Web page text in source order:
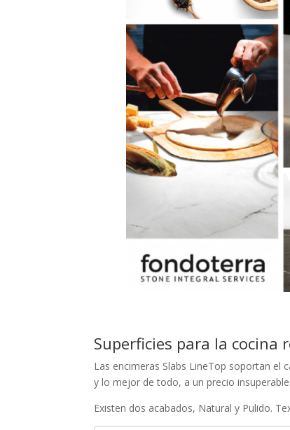
Superficies para la cocina
Las encimeras Slabs LineTop soportan el
y lo mejor de todo, a un precio insuperable.
Existen dos acabados, Natural y Pulido.